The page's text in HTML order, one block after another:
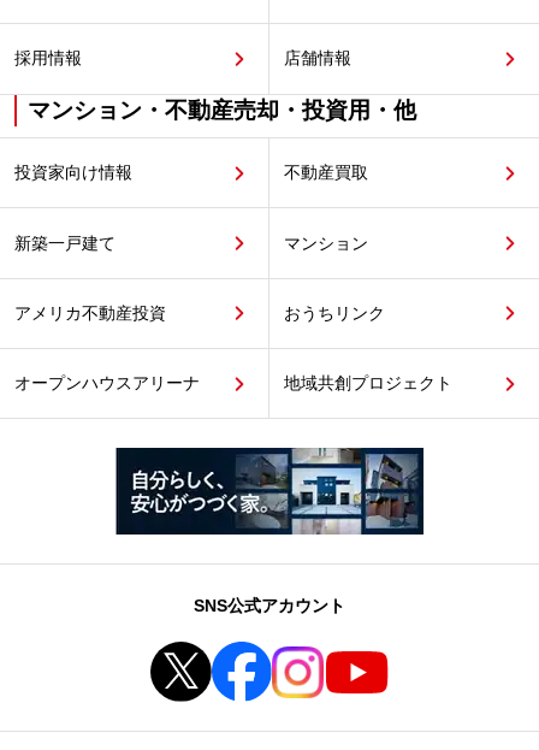
採用情報 店舗情報
マンション・不動産売却・投資用・他
投資家向け情報 不動産買取
新築一戸建て マンション
アメリカ不動産投資 おうちリンク
オープンハウスアリーナ 地域共創プロジェクト
SNS公式アカウント